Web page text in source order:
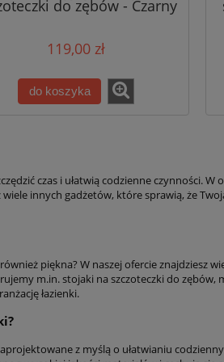
do zębów - Czarny
119,00 zł
do koszyka
czas i ułatwią codzienne czynności.
innych gadżetów, które sprawią, że
piękna? W naszej ofercie znajdziesz
m.in. stojaki na szczoteczki do zębów,
łazienki.
z myślą o ułatwianiu